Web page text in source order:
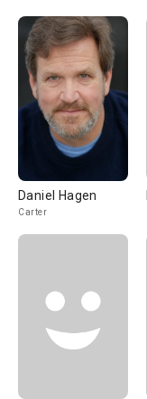
Daniel Hagen
Carter